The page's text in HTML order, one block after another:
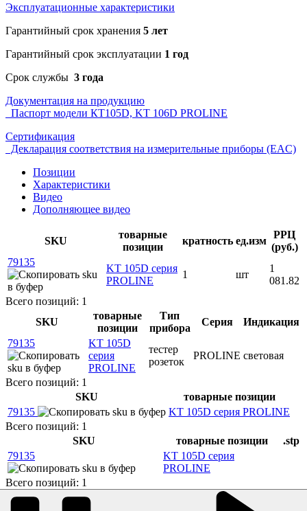
Эксплуатационные характеристики
Гарантийный срок хранения 5 лет
Гарантийный срок эксплуатации 1 год
Срок службы 3 года
Документация на продукцию
Паспорт модели КТ105D, KT 106D PROLINE
Сертификация
Декларация соответствия на измерительные приборы (EAC)
Позиции
Характеристики
Видео
Дополняющее видео
SKU
товарные
позиции
кратность ед.изм
РРЦ
(руб.)
79135
KT 105D серия
PROLINE
1 шт
1
081.82
Всего позиций: 1
SKU
товарные
позиции
Тип
прибора
Серия
Индикация
79135
KT 105D
серия
PROLINE
тестер
розеток
PROLINE световая
Всего позиций: 1
SKU
товарные позиции
79135
KT 105D серия PROLINE
Всего позиций: 1
SKU
товарные позиции
.stp
79135
KT 105D серия
PROLINE
Всего позиций: 1